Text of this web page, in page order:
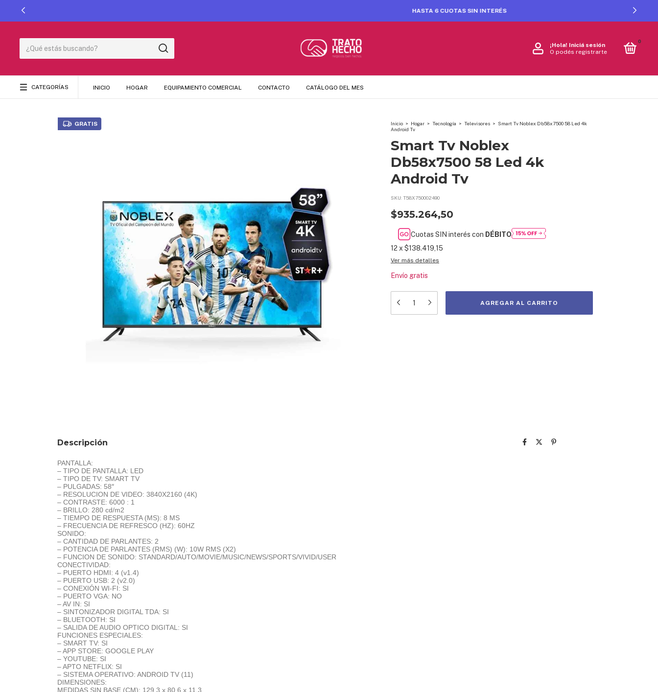
¡Hola! Iniciá sesión
O podés registrarte
0
CATEGORÍAS INICIO HOGAR EQUIPAMIENTO COMERCIAL CONTACTO CATÁLOGO DEL MES
GRATIS Inicio > Hogar > Tecnología > Televisores > Smart Tv Noblex Db58x7500 58 Led 4k
Android Tv
Smart Tv Noblex
Db58x7500 58 Led 4k
Android Tv
SKU: T58X750002490
$935.264,50
Cuotas SIN interés con DÉBITO
12 x $138.419,15
Ver más detalles
Envío gratis
Descripción
PANTALLA:
– TIPO DE PANTALLA: LED
– TIPO DE TV: SMART TV
– PULGADAS: 58″
– RESOLUCION DE VIDEO: 3840X2160 (4K)
– CONTRASTE: 6000 : 1
– BRILLO: 280 cd/m2
– TIEMPO DE RESPUESTA (MS): 8 MS
– FRECUENCIA DE REFRESCO (HZ): 60HZ
SONIDO:
– CANTIDAD DE PARLANTES: 2
– POTENCIA DE PARLANTES (RMS) (W): 10W RMS (X2)
– FUNCION DE SONIDO: STANDARD/AUTO/MOVIE/MUSIC/NEWS/SPORTS/VIVID/USER
CONECTIVIDAD:
– PUERTO HDMI: 4 (v1.4)
– PUERTO USB: 2 (v2.0)
– CONEXIÓN WI-FI: SI
– PUERTO VGA: NO
– AV IN: SI
– SINTONIZADOR DIGITAL TDA: SI
– BLUETOOTH: SI
– SALIDA DE AUDIO OPTICO DIGITAL: SI
FUNCIONES ESPECIALES:
– SMART TV: SI
– APP STORE: GOOGLE PLAY
– YOUTUBE: SI
– APTO NETFLIX: SI
– SISTEMA OPERATIVO: ANDROID TV (11)
DIMENSIONES:
MEDIDAS SIN BASE (CM): 129,3 x 80,6 x 11,3